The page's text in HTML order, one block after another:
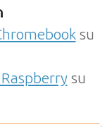
su
su